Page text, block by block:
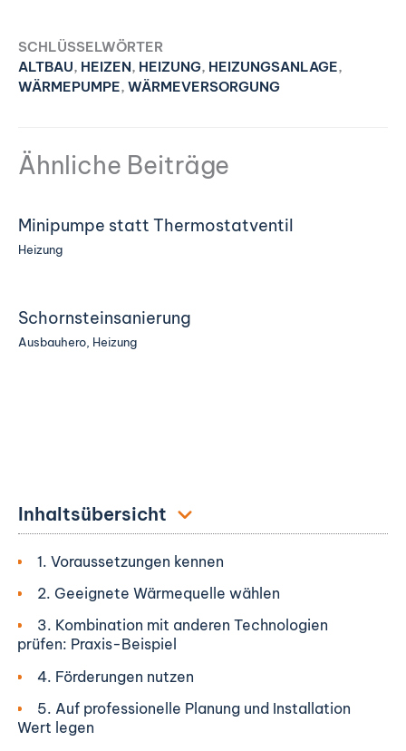
SCHLÜSSELWÖRTER
ALTBAU, HEIZEN, HEIZUNG, HEIZUNGSANLAGE,
WÄRMEPUMPE, WÄRMEVERSORGUNG
Ähnliche Beiträge
Minipumpe statt Thermostatventil
Heizung
Schornsteinsanierung
Ausbauhero Heizung
Inhaltsübersicht
1. Voraussetzungen kennen
2. Geeignete Wärmequelle wählen
3. Kombination mit anderen Technologien
prüfen: Praxis-Beispiel
4. Förderungen nutzen
5. Auf professionelle Planung und Installation
Wert legen